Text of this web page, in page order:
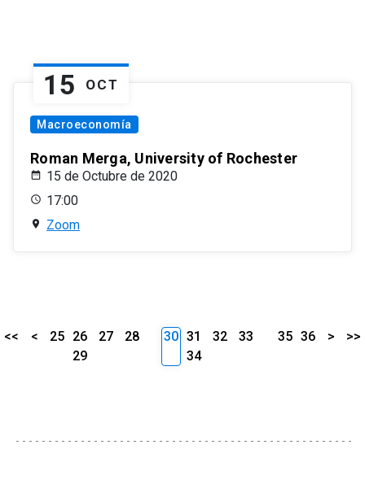
15 OCT
Macroeconomía
Roman Merga, University of Rochester
15 de Octubre de 2020
17:00
Zoom
<< < 25 26 27
28
29
30 31 32
33
34
35 36 > >>